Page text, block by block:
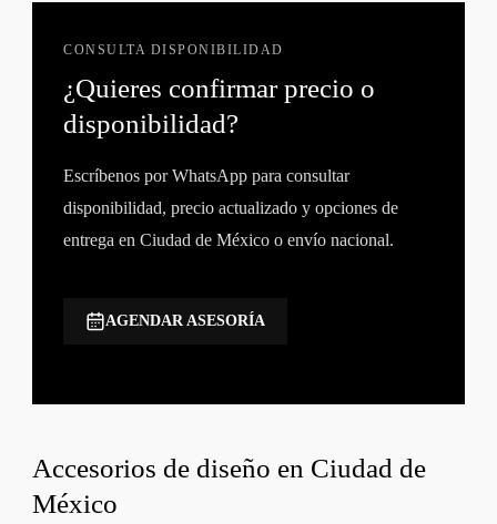
CONSULTA DISPONIBILIDAD
¿Quieres confirmar precio o
disponibilidad?
Escríbenos por WhatsApp para consultar
disponibilidad, precio actualizado y opciones de
entrega en Ciudad de México o envío nacional.
AGENDAR ASESORÍA
Accesorios de diseño en Ciudad de
México